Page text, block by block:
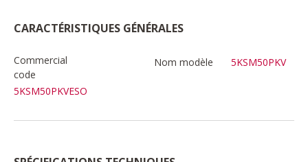
CARACTÉRISTIQUES GÉNÉRALES
Commercial
code
5KSM50PKVESO
Nom modèle 5KSM50PKV